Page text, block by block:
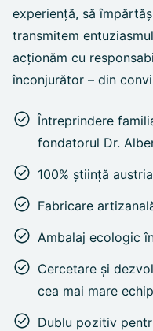
experiență, să
transmitem
acționăm cu
înconjurător – din
Întreprindere
fondatorul Dr.
100% știință
Fabricare
Ambalaj ecologic
Cercetare și
cea mai mare
Dublu pozitiv